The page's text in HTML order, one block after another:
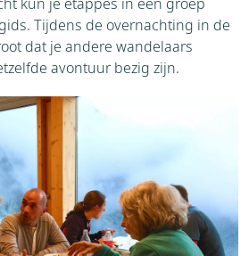
Tijdens de overnachting in de
dat je andere wandelaars
avontuur bezig zijn.